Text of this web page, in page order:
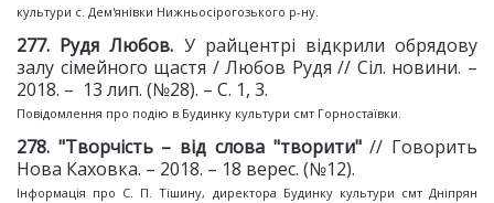
культури с. Дем'янівки Нижньосірогозького р-ну.
277. Рудя Любов. У райцентрі відкрили обрядову
залу сімейного щастя / Любов Рудя // Сіл. новини. –
2018. – 13 лип. (№28). – С. 1, 3.
Повідомлення про подію в Будинку культури смт Горностаївки.
278. "Творчість – від слова "творити"// Говорить
Нова Каховка. – 2018. – 18 верес. (№12).
Інформація про С. П. Тішину, директора Будинку культури смт Дніпрян